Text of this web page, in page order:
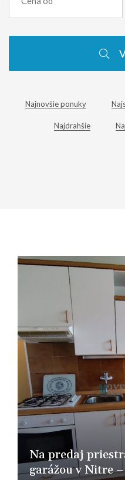
Najnovšie ponuky
Najdrahšie
Na predaj
garážou v Nitre